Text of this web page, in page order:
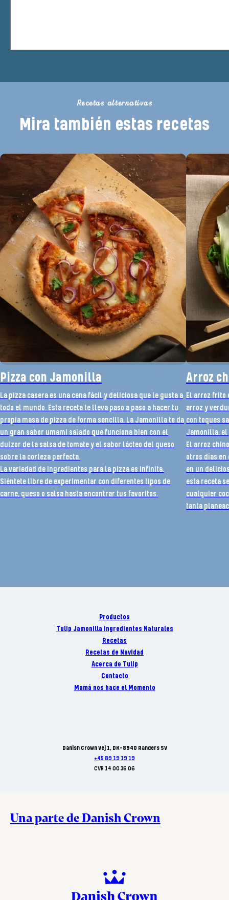
Recetas alternativas
Mira también estas recetas
Pizza con Jamonilla
La pizza casera es una cena fácil y deliciosa que le gusta a
todo el mundo. Esta receta te lleva paso a paso a hacer tu
propia masa de pizza de forma sencilla. La Jamonilla te da
un gran sabor umami salado que funciona bien con el
dulzor de la salsa de tomate y el sabor lácteo del queso
sobre la corteza perfecta.
La variedad de ingredientes para la pizza es infinita.
Siéntete libre de experimentar con diferentes tipos de
carne, queso o salsa hasta encontrar tus favoritos.
Arroz
El arroz frito
arroz y
con toques
Jamonilla, el
El arroz
otros días
en un
esta receta
cualquier
tanta
Productos
Tulip Jamonilla Ingredientes Naturales
Recetas
Recetas de Navidad
Acerca de Tulip
Contacto
Mamá nos hace el Momento
Danish Crown Vej 1, DK-8940 Randers SV
+45 89 19 19 19
CVR 14 00 36 06
Una parte de Danish Crown